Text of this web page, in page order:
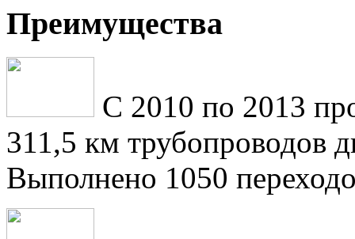
Преимущества
С 2010 по 2013
311,5 км трубопроводов
Выполнено 1050